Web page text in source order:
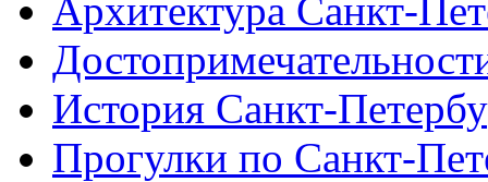
Архитектура Санкт-
История Санкт-
Прогулки по Санкт-